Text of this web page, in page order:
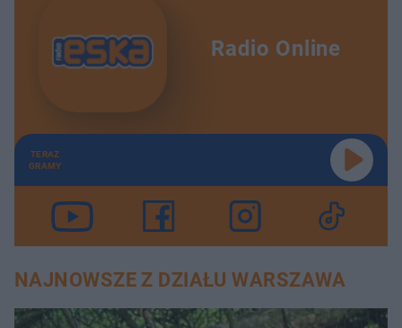
Radio Online
TERAZ
GRAMY
NAJNOWSZE Z DZIAŁU WARSZAWA